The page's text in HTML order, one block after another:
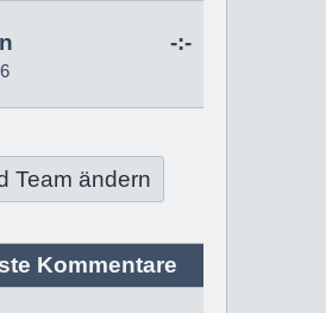
-:-
Team ändern
Kommentare